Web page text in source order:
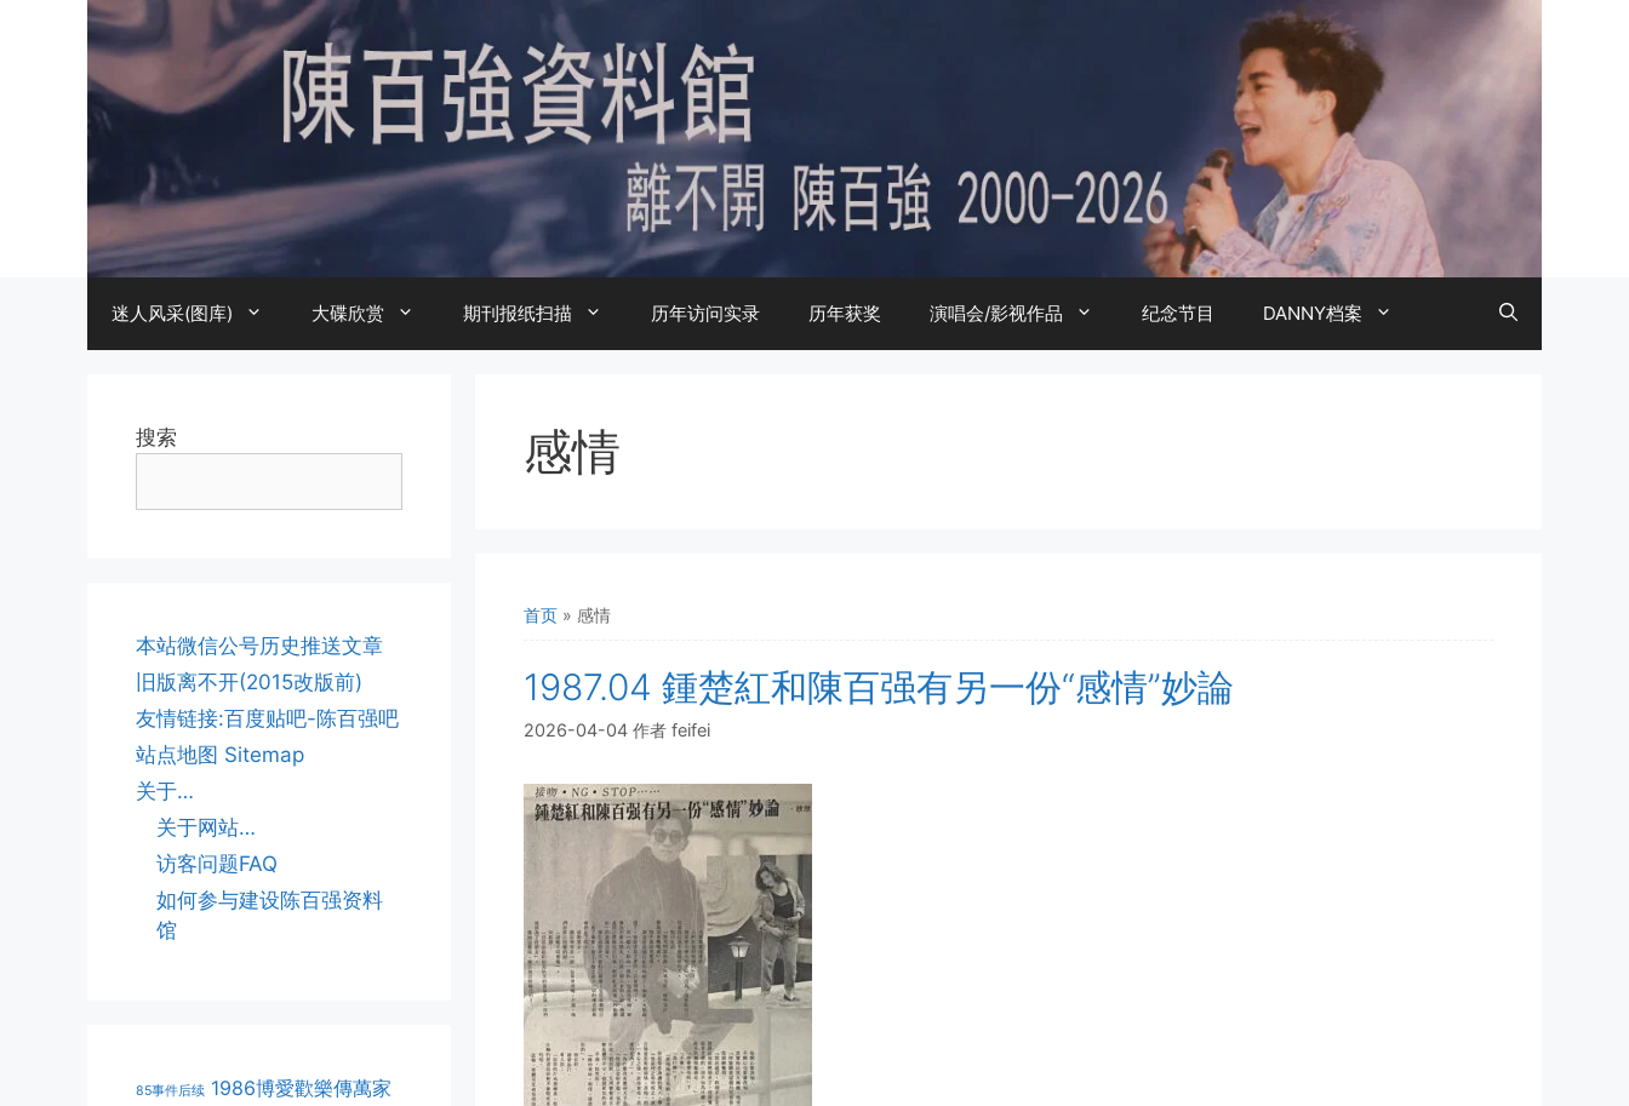
迷人风采(图库) 大碟欣赏 期刊报纸扫描 历年访问实录 历年获奖 演唱会/影视作品 纪念节目 DANNY档案
感情
首页 » 感情
1987.04 鍾楚紅和陳百强有另一份“感情”妙論
2026-04-04 作者 feifei
搜索
本站微信公号历史推送文章
旧版离不开(2015改版前)
友情链接:百度贴吧-陈百强吧
站点地图 Sitemap
关于…
关于网站…
访客问题FAQ
如何参与建设陈百强资料
馆
85事件后续 1986博愛歡樂傳萬家